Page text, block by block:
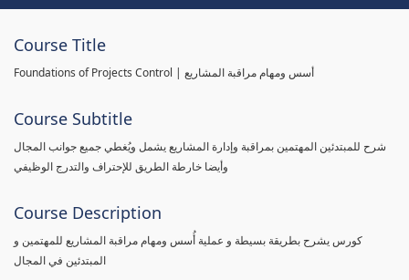
Course Title
Foundations of Projects Control | أسس ومهام مراقبة المشاريع
Course Subtitle
شرح للمبتدئين المهتمين بمراقبة وإدارة المشاريع يشمل ويُغطي جميع جوانب المجال
وأيضا خارطة الطريق للإحتراف والتدرج الوظيفي
Course Description
كورس يشرح بطريقة بسيطة و عملية أُسس ومهام مراقبة المشاريع للمهتمين و
المبتدئين في المجال